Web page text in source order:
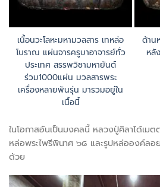
เนื้อนวะโลหะมหามวลสาร เทหล่อ
โบราณ แผ่นจารครูบาอาจารย์ทั่ว
ประเทศ สรรพวิชามหายันต์
ร่วม1000แผ่น มวลสารพระ
เครื่องหลายพันรุ่น มารวมอยู่ใน
เนื้อนี้
ด้าน
หลั
ในโอกาสอันเป็นมงคลนี้ หลวงปู่ศิลาได้เม
หล่อพระไพรีพินาศ ๖๘ และรูปหล่อองค์ลอ
ด้วย